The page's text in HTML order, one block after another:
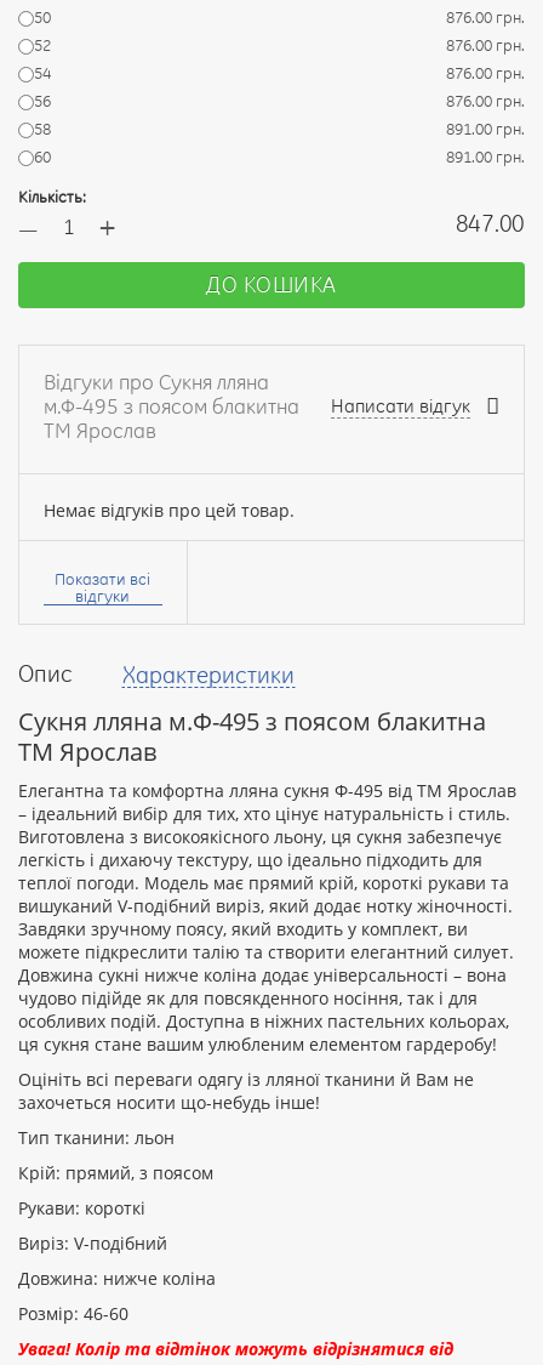
Опис Характеристики
Сукня лляна м.Ф-495 з поясом блакитна
ТМ Ярослав
Елегантна та комфортна лляна сукня Ф-495 від ТМ Ярослав
– ідеальний вибір для тих, хто цінує натуральність і стиль.
Виготовлена з високоякісного льону, ця сукня забезпечує
легкість і дихаючу текстуру, що ідеально підходить для
теплої погоди. Модель має прямий крій, короткі рукави та
вишуканий V-подібний виріз, який додає нотку жіночності.
Завдяки зручному поясу, який входить у комплект, ви
можете підкреслити талію та створити елегантний силует.
Довжина сукні нижче коліна додає універсальності – вона
чудово підійде як для повсякденного носіння, так і для
особливих подій. Доступна в ніжних пастельних кольорах,
ця сукня стане вашим улюбленим елементом гардеробу!
Оцініть всі переваги одягу із лляної тканини й Вам не
захочеться носити що-небудь інше!
Тип тканини: льон
Крій: прямий, з поясом
Рукави: короткі
Виріз: V-подібний
Довжина: нижче коліна
Розмір: 46-60
Увага! Колір та відтінок можуть відрізнятися від
50
876.00 грн.
52
876.00 грн.
54
876.00 грн.
56
876.00 грн.
58
891.00 грн.
60
891.00 грн.
Кількість:
— + 847.00
ДО КОШИКА
Відгуки про Сукня лляна
м.Ф-495 з поясом блакитна
ТМ Ярослав
Написати відгук
Немає відгуків про цей товар.
Ваше
Ваш
Рейтинг:
ПРОДОВЖИТИ
Показати всі
відгуки